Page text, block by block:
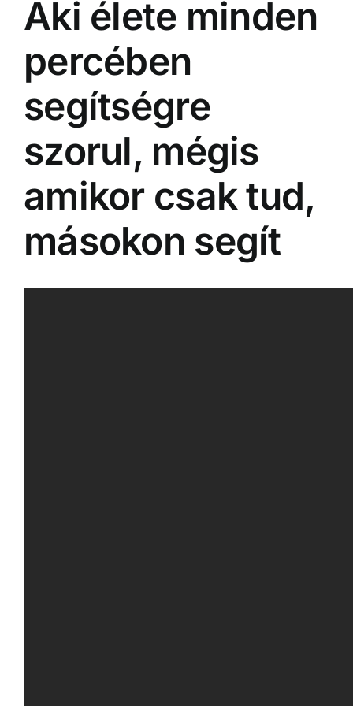
Aki élete minden
percében
segítségre
szorul, mégis
amikor csak tud,
másokon segít